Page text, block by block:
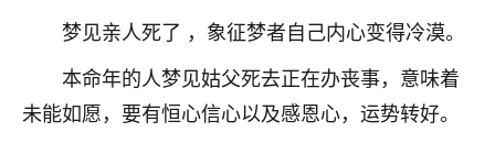
梦见亲人死了 ，象征梦者自己内心变得冷漠。
本命年的人梦见姑父死去正在办丧事，意味着
未能如愿，要有恒心信心以及感恩心，运势转好。